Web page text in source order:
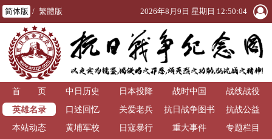
简体版 / 繁體版 2026年8月9日 星期日 12:50:04
首 页 中日历史 日本投降 战时中国
战线战役
英雄名录
口述回忆 关爱老兵
抗日战争图书
馆
抗战公益
本站动态
黄埔军校 日寇暴行 重大事件
专题栏目